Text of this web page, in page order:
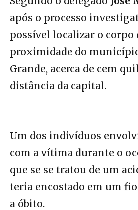
após o processo
possível localizar o corpo
proximidade do
Grande, acerca de cem
distância da capital.
Um dos indivíduos
com a vítima durante o
que se se tratou de um
teria encostado em um
a óbito.